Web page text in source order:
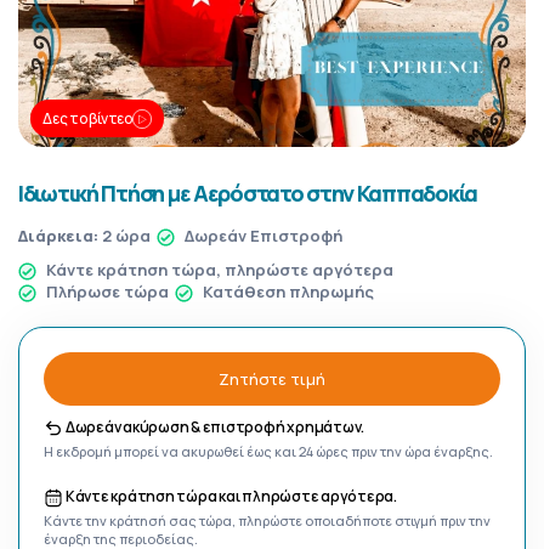
Δες το βίντεο
Ιδιωτική Πτήση με Αερόστατο στην Καππαδοκία
Διάρκεια: 2 ώρα
Δωρεάν Επιστροφή
Κάντε κράτηση τώρα, πληρώστε αργότερα
Πλήρωσε τώρα
Κατάθεση πληρωμής
Ζητήστε τιμή
Δωρεάν ακύρωση & επιστροφή χρημάτων.
Η εκδρομή μπορεί να ακυρωθεί έως και 24 ώρες πριν την ώρα έναρξης.
Κάντε κράτηση τώρα και πληρώστε αργότερα.
Κάντε την κράτησή σας τώρα, πληρώστε οποιαδήποτε στιγμή πριν την
έναρξη της περιοδείας.